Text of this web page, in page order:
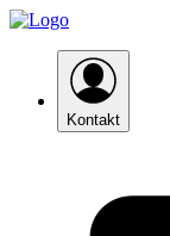
Kontakt